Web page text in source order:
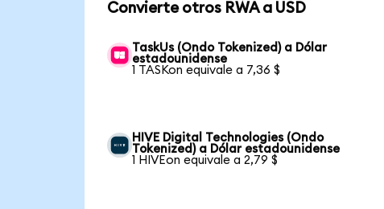
Convierte otros RWA a USD
TaskUs (Ondo Tokenized) a Dólar
estadounidense
1 TASKon equivale a 7,36 $
HIVE Digital Technologies (Ondo
Tokenized) a Dólar estadounidense
1 HIVEon equivale a 2,79 $